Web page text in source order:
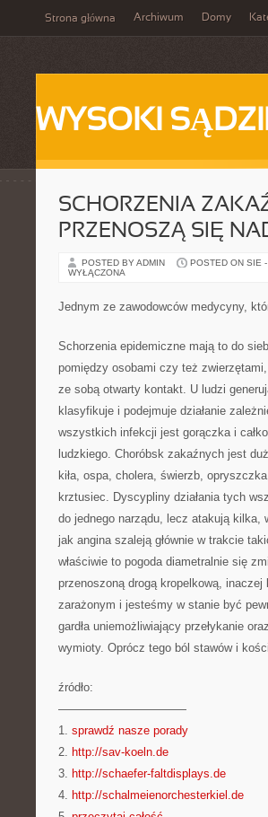
Strona główna Archiwum Domy
WYSOKI
SCHORZENIA
PRZENOSZĄ SIĘ
POSTED BY ADMIN POSTED ON SIE
WYŁĄCZONA
Jednym ze zawodowców medycyny,
Schorzenia epidemiczne mają to do
pomiędzy osobami czy też
ze sobą otwarty kontakt. U ludzi
klasyfikuje i podejmuje działanie
wszystkich infekcji jest gorączka i
ludzkiego. Choróbsk zakaźnych jest
kiła, ospa, cholera, świerzb,
krztusiec. Dyscypliny działania tych
do jednego narządu, lecz atakują
jak angina szaleją głównie w trakcie
właściwie to pogoda diametralnie się
przenoszoną drogą kropelkową,
zarażonym i jesteśmy w stanie być
gardła uniemożliwiający przełykanie
wymioty. Oprócz tego ból stawów i
źródło:
———————————
1. sprawdź nasze porady
2. http://sav-koeln.de
3. http://schaefer-faltdisplays.de
4. http://schalmeienorchesterkiel.de